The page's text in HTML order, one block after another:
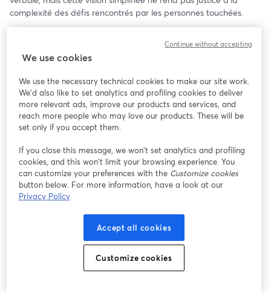
complexité des défis rencontrés par les personnes touchées.
compréhension du TDL en explorant les dimensions cognitives,
sociales et émotionnelles qui façonnent le quotidien de ces
personnes. Il est fondamental de reconnaître que les difficultés
de communication liées au TDL vont bien au-delà de la
production et de la compréhension des mots. En effet, les
fonctions cognitives, notamment les fonctions exécutives, sont
également touchées chez les personnes ayant un TDL, et ces
mais aussi dans la gestion et la régulation des émotions, ainsi
que dans les compétences de socialisation. Par exemple, lorsque
ces fonctions sont perturbées, les individus peinent à organiser
leurs idées, à adapter leur comportement aux différentes
situations et à gérer leurs émotions de manière appropriée, ce
qui complique davantage leurs interactions avec autrui.
Cette conférence propose ainsi une approche globale pour
comprendre le TDL dans toute sa complexité, en insistant sur
We use cookies
We use the necessary technical cookies to make our site work.
We'd also like to set analytics and profiling cookies to deliver
more relevant ads, improve our products and services, and
reach more people who may love our products. These will be
set only if you accept them.
If you close this message, we won’t set analytics and profiling
cookies, and this won’t limit your browsing experience. You
can customize your preferences with the Customize cookies
button below. For more information, have a look at our
Privacy Policy
Accept all cookies
Customize cookies
Continue without accepting